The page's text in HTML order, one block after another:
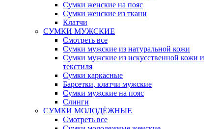
Сумки женские на пояс
Сумки женские из ткани
Клатчи
СУМКИ МУЖСКИЕ
Смотреть все
Сумки мужские из натуральной кожи
Сумки мужские из искусственной кожи и
текстиля
Сумки каркасные
Барсетки, клатчи мужские
Сумки мужские на пояс
Слинги
СУМКИ МОЛОДЁЖНЫЕ
Смотреть все